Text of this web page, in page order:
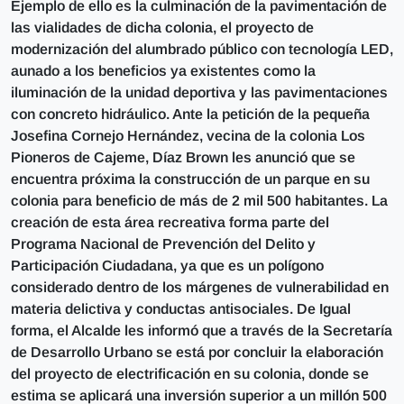
Ejemplo de ello es la culminación de la pavimentación de
las vialidades de dicha colonia, el proyecto de
modernización del alumbrado público con tecnología LED,
aunado a los beneficios ya existentes como la
iluminación de la unidad deportiva y las pavimentaciones
con concreto hidráulico. Ante la petición de la pequeña
Josefina Cornejo Hernández, vecina de la colonia Los
Pioneros de Cajeme, Díaz Brown les anunció que se
encuentra próxima la construcción de un parque en su
colonia para beneficio de más de 2 mil 500 habitantes. La
creación de esta área recreativa forma parte del
Programa Nacional de Prevención del Delito y
Participación Ciudadana, ya que es un polígono
considerado dentro de los márgenes de vulnerabilidad en
materia delictiva y conductas antisociales. De Igual
forma, el Alcalde les informó que a través de la Secretaría
de Desarrollo Urbano se está por concluir la elaboración
del proyecto de electrificación en su colonia, donde se
estima se aplicará una inversión superior a un millón 500